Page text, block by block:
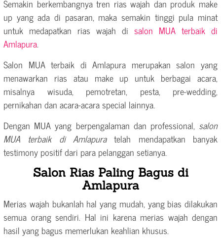
Semakin berkembangnya tren rias wajah dan produk make
up yang ada di pasaran, maka semakin tinggi pula minat
untuk medapatkan rias wajah di salon MUA terbaik di
Amlapura.
Salon MUA terbaik di Amlapura merupakan salon yang
menawarkan rias atau make up untuk berbagai acara,
misalnya wisuda, pemotretan, pesta, pre-wedding,
pernikahan dan acara-acara special lainnya.
Dengan MUA yang berpengalaman dan professional, salon
MUA terbaik di Amlapuratelah mendapatkan banyak
testimony positif dari para pelanggan setianya.
Salon Rias Paling Bagus di
Amlapura
Merias wajah bukanlah hal yang mudah, yang bias dilakukan
semua orang sendiri. Hal ini karena merias wajah dengan
hasil yang bagus memerlukan keahlian khusus.